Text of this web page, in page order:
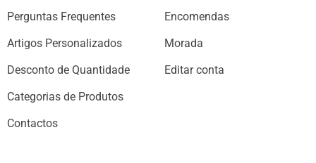
Perguntas Frequentes
Artigos Personalizados
Desconto de Quantidade
Categorias de Produtos
Contactos
Encomendas
Morada
Editar conta